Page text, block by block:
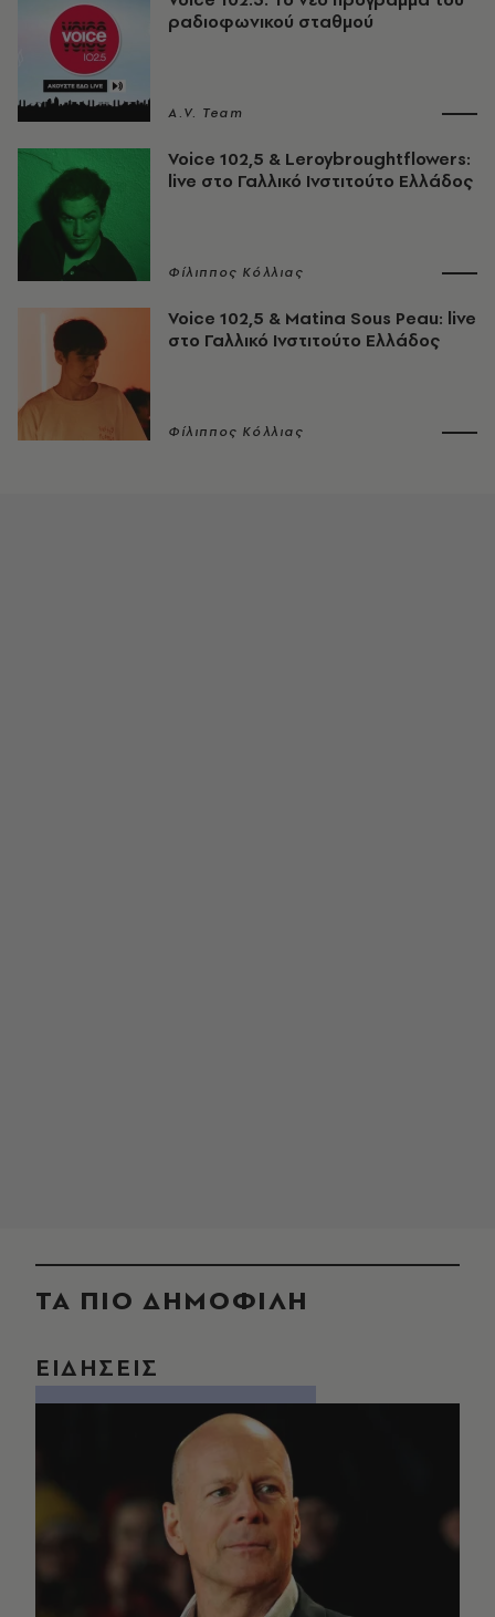
ραδιοφωνικού σταθμού
A.V. Team
Voice 102,5 & Leroybroughtflowers:
live στο Γαλλικό Ινστιτούτο Ελλάδος
Φίλιππος Κόλλιας
Voice 102,5 & Matina Sous Peau: live
στο Γαλλικό Ινστιτούτο Ελλάδος
Φίλιππος Κόλλιας
ΤΑ ΠΙΟ ΔΗΜΟΦΙΛΗ
ΕΙΔΗΣΕΙΣ